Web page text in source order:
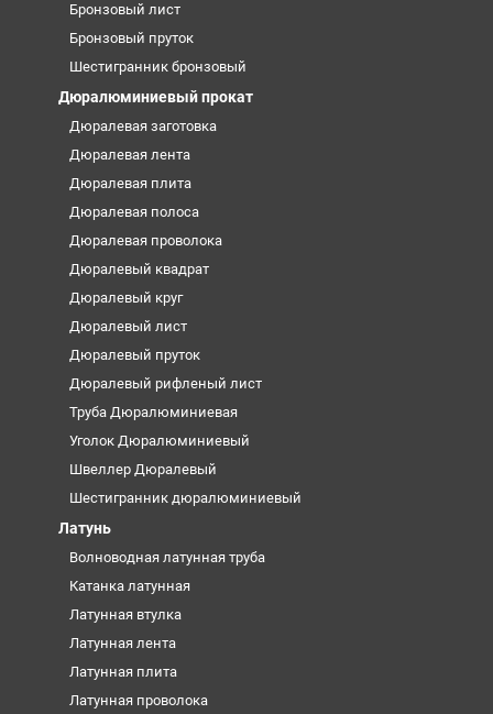
Бронзовый лист
Бронзовый пруток
Шестигранник бронзовый
Дюралюминиевый прокат
Дюралевая заготовка
Дюралевая лента
Дюралевая плита
Дюралевая полоса
Дюралевая проволока
Дюралевый квадрат
Дюралевый круг
Дюралевый лист
Дюралевый пруток
Дюралевый рифленый лист
Труба Дюралюминиевая
Уголок Дюралюминиевый
Швеллер Дюралевый
Шестигранник дюралюминиевый
Латунь
Волноводная латунная труба
Катанка латунная
Латунная втулка
Латунная лента
Латунная плита
Латунная проволока